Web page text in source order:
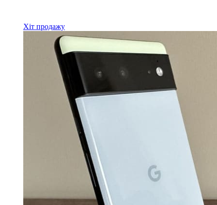
Хіт продажу